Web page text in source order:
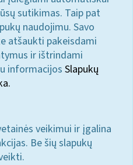
sutikimas. Taip pat
naudojimu. Savo
atšaukti pakeisdami
ir ištrindami
informacijos Slapukų
veikimui ir įgalina
Be šių slapukų